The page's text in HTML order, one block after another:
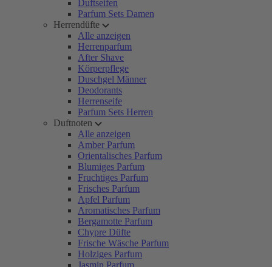
Duftseifen
Parfum Sets Damen
Herrendüfte
Alle anzeigen
Herrenparfum
After Shave
Körperpflege
Duschgel Männer
Deodorants
Herrenseife
Parfum Sets Herren
Duftnoten
Alle anzeigen
Amber Parfum
Orientalisches Parfum
Blumiges Parfum
Fruchtiges Parfum
Frisches Parfum
Apfel Parfum
Aromatisches Parfum
Bergamotte Parfum
Chypre Düfte
Frische Wäsche Parfum
Holziges Parfum
Jasmin Parfum